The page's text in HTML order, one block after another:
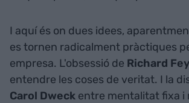
I aquí és on dues idees,
es tornen radicalment pràctiques
empresa. L'obsessió de Richard
entendre les coses de veritat. I la
Carol Dweck entre mentalitat fixa i